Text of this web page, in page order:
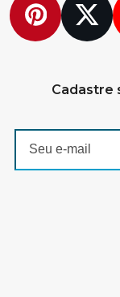
Cadastre